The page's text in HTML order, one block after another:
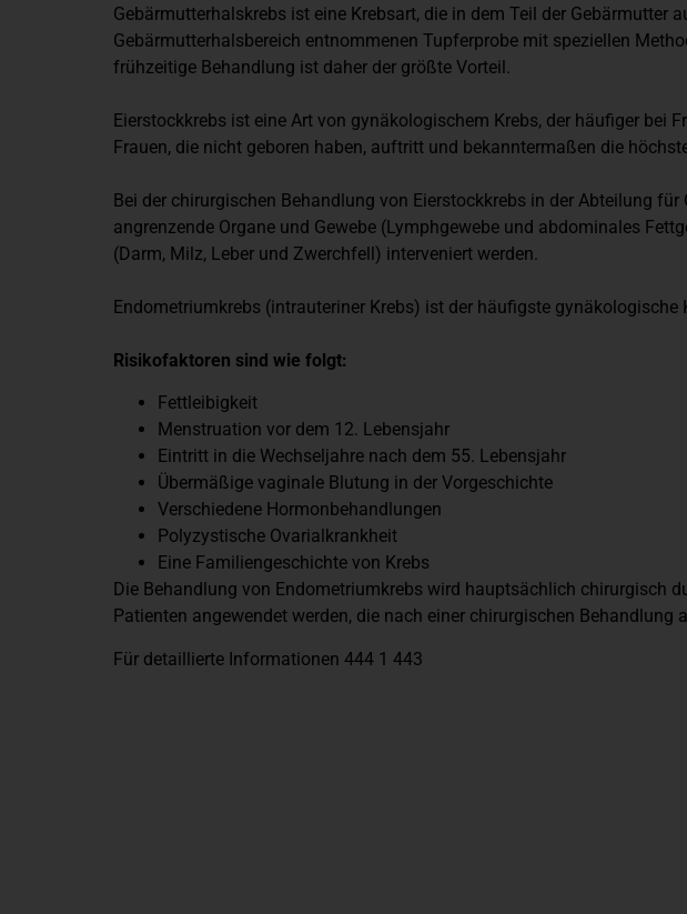
Gebärmutterhalskrebs ist eine Krebsart, die in dem Teil der
Gebärmutterhalsbereich entnommenen Tupferprobe mit speziellen
frühzeitige Behandlung ist daher der größte Vorteil.
Eierstockkrebs ist eine Art von gynäkologischem Krebs, der häufiger bei
Frauen, die nicht geboren haben, auftritt und bekanntermaßen die
Bei der chirurgischen Behandlung von Eierstockkrebs in der Abteilung
angrenzende Organe und Gewebe (Lymphgewebe und abdominales
(Darm, Milz, Leber und Zwerchfell) interveniert werden.
Endometriumkrebs (intrauteriner Krebs) ist der häufigste gynäkologische
Risikofaktoren sind wie folgt:
Fettleibigkeit
Menstruation vor dem 12. Lebensjahr
Eintritt in die Wechseljahre nach dem 55. Lebensjahr
Übermäßige vaginale Blutung in der Vorgeschichte
Verschiedene Hormonbehandlungen
Polyzystische Ovarialkrankheit
Eine Familiengeschichte von Krebs
Die Behandlung von Endometriumkrebs wird hauptsächlich chirurgisch
Patienten angewendet werden, die nach einer chirurgischen Behandlung
Für detaillierte Informationen 444 1 443